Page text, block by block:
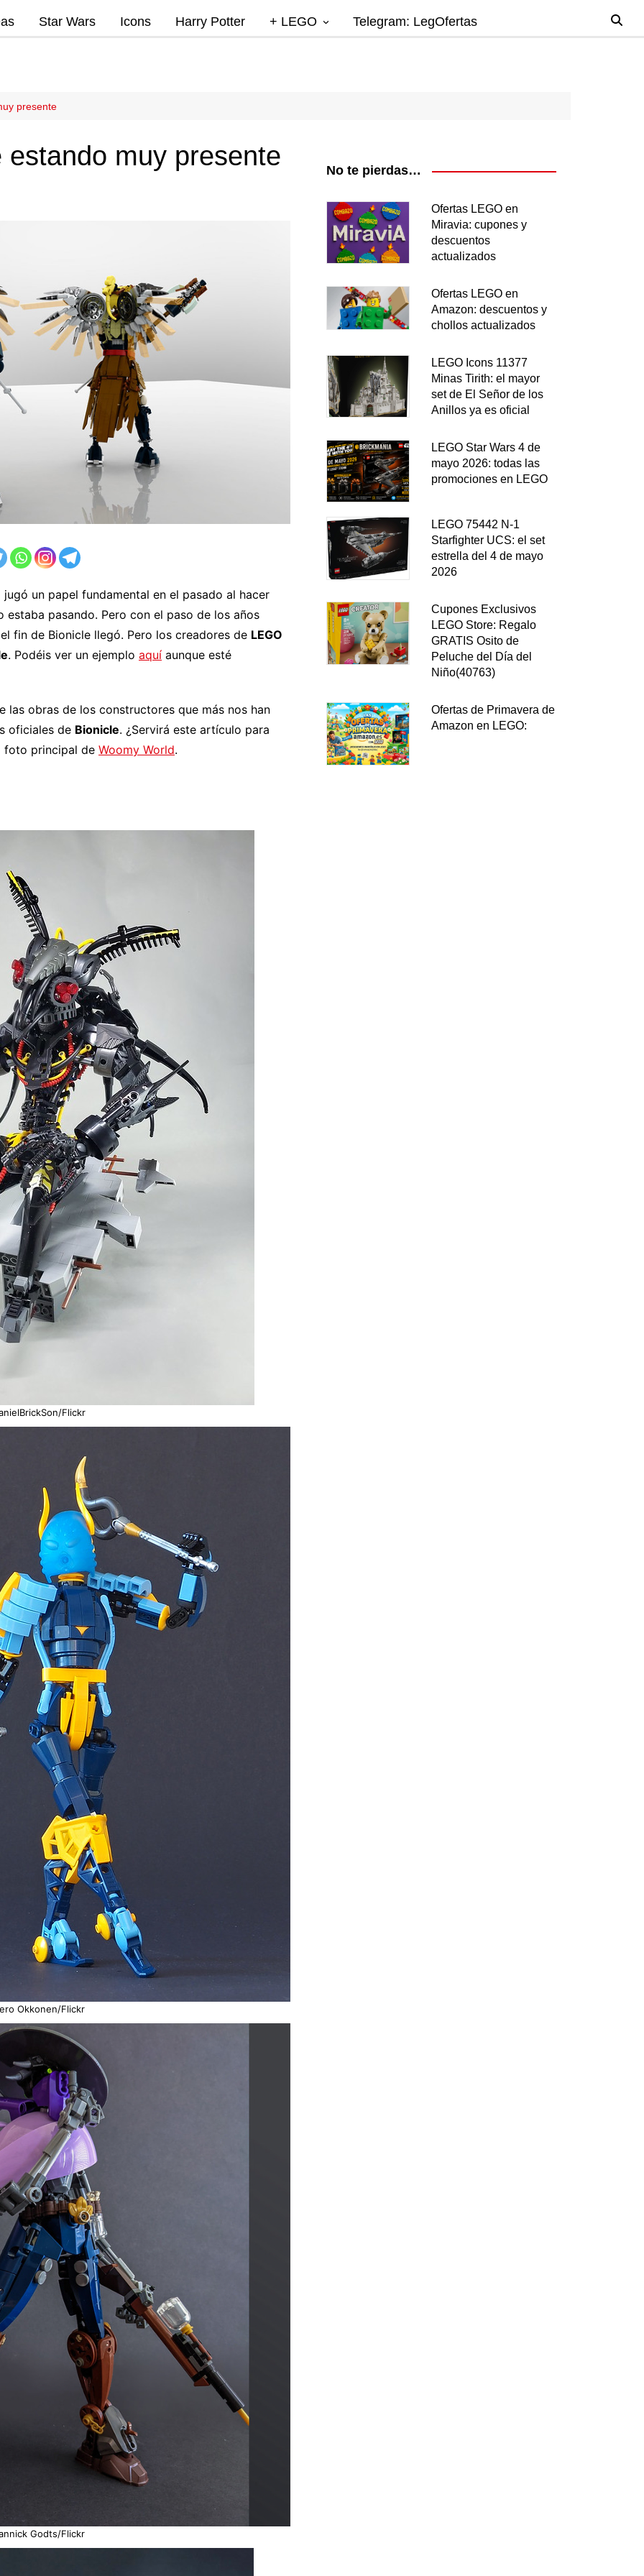
Star Wars Icons Harry Potter + LEGO
Lego Ninjago
Promociones
Telegram: LegOfertas
presente
muy presente
jugó un papel fundamental en el pasado al hacer
pasando. Pero con el paso de los años
fin de Bionicle llegó. Pero los creadores de LEGO
. Podéis ver un ejemplo aquí aunque esté
las obras de los constructores que más nos han
oficiales de Bionicle. ¿Servirá este artículo para
foto principal de Woomy World.
Flickr
Okkonen/Flickr
Godts/Flickr
No te pierdas…
Ofertas LEGO en
Miravia: cupones y
descuentos
actualizados
Ofertas LEGO en
Amazon: descuentos y
chollos actualizados
LEGO Icons 11377
Minas Tirith: el mayor
set de El Señor de los
Anillos ya es oficial
LEGO Star Wars 4 de
mayo 2026: todas las
promociones en LEGO
LEGO 75442 N-1
Starfighter UCS: el set
estrella del 4 de mayo
2026
Cupones Exclusivos
LEGO Store: Regalo
GRATIS Osito de
Peluche del Día del
Niño(40763)
Ofertas de Primavera de
Amazon en LEGO: